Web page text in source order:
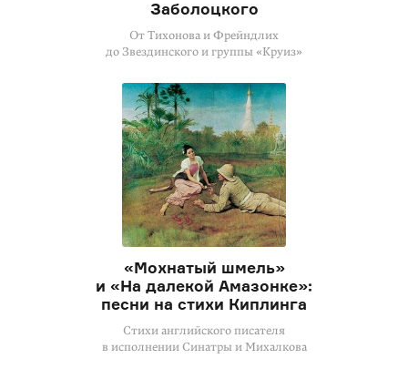
Заболоцкого
От Тихонова и Фрейндлих
до Звездинского и группы «Круиз»
«Мохнатый шмель»
и «На далекой Амазонке»:
песни на стихи Киплинга
Стихи английского писателя
в исполнении Синатры и Михалкова